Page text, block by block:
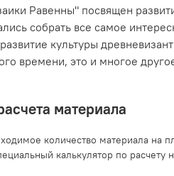
Равенны" посвящен
собрать все самое
культуры
времени, это и многое
материала
количество материала на
калькулятор по расчету